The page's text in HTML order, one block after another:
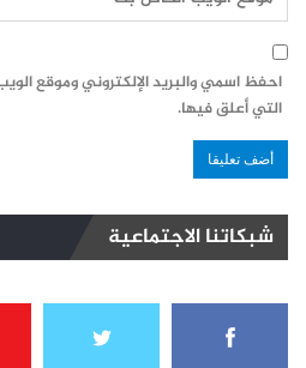
احفظ اسمي والبريد الإلكتروني وموقع
التي أعلق فيها.
شبكاتنا الاجتماعية